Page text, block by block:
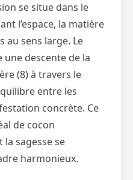
se situe dans le
l’espace, la matière
au sens large. Le
descente de la
(8) à travers le
entre les
concrète. Ce
de cocon
la sagesse se
harmonieux.